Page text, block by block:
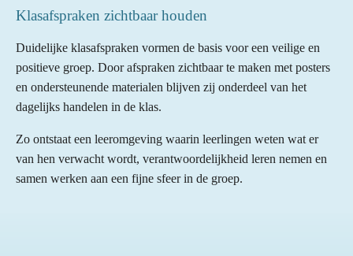
Klasafspraken zichtbaar houden
Duidelijke klasafspraken vormen de basis voor een veilige en
positieve groep. Door afspraken zichtbaar te maken met posters
en ondersteunende materialen blijven zij onderdeel van het
dagelijks handelen in de klas.
Zo ontstaat een leeromgeving waarin leerlingen weten wat er
van hen verwacht wordt, verantwoordelijkheid leren nemen en
samen werken aan een fijne sfeer in de groep.